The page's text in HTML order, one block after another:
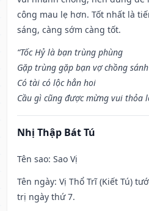
công mau lẹ hơn. Tốt nhất là
sáng, càng sớm càng tốt.
“Tốc Hỷ là bạn trùng phùng
Gặp trùng gặp bạn vợ chồng
Có tài có lộc hẳn hoi
Cầu gì cũng được mừng vui thỏa
Nhị Thập Bát Tú
Tên sao: Sao Vị
Tên ngày: Vị Thổ Trĩ (Kiết Tú)
trị ngày thứ 7.